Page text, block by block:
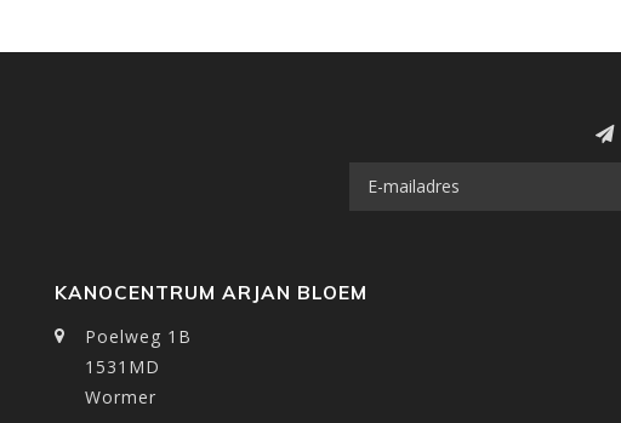
KANOCENTRUM ARJAN BLOEM
Poelweg 1B
1531MD
Wormer